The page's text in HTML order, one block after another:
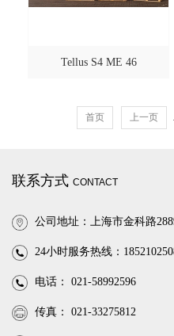
Tellus S4 ME 46
首页 上一页
联系方式 CONTACT
公司地址：上海市金科路
24小时服务热线：
电话： 021-58992596
传真： 021-33275812